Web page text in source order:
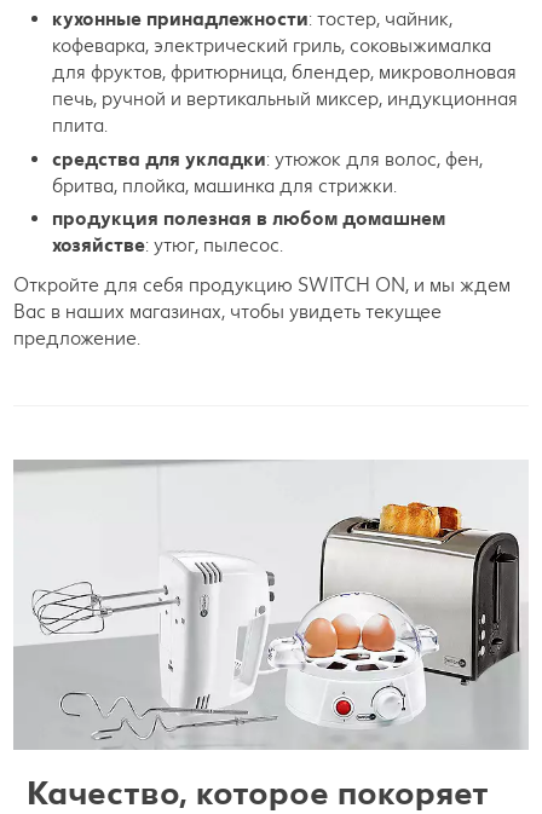
кухонные принадлежности: тостер, чайник,
кофеварка, электрический гриль, соковыжималка
для фруктов, фритюрница, блендер, микроволновая
печь, ручной и вертикальный миксер, индукционная
плита.
средства для укладки: утюжок для волос, фен,
бритва, плойка, машинка для стрижки.
продукция полезная в любом домашнем
хозяйстве: утюг, пылесос.
Откройте для себя продукцию SWITCH ON, и мы ждем
Вас в наших магазинах, чтобы увидеть текущее
предложение.
Качество, которое покоряет